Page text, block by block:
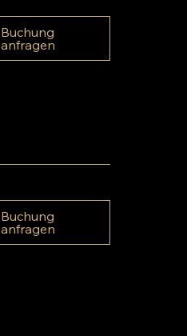
Buchung
anfragen
Buchung
anfragen